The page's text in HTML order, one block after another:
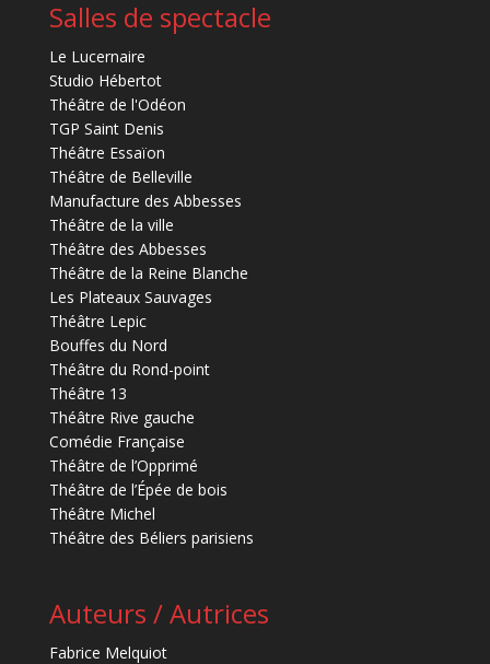
Salles de spectacle
Le Lucernaire
Studio Hébertot
Théâtre de l'Odéon
TGP Saint Denis
Théâtre Essaïon
Théâtre de Belleville
Manufacture des Abbesses
Théâtre de la ville
Théâtre des Abbesses
Théâtre de la Reine Blanche
Les Plateaux Sauvages
Théâtre Lepic
Bouffes du Nord
Théâtre du Rond-point
Théâtre 13
Théâtre Rive gauche
Comédie Française
Théâtre de l’Opprimé
Théâtre de l’Épée de bois
Théâtre Michel
Théâtre des Béliers parisiens
Auteurs / Autrices
Fabrice Melquiot